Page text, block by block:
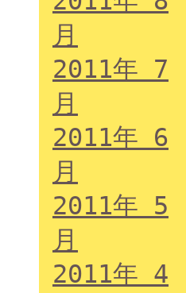
月
2011年 7
月
2011年 6
月
2011年 5
月
2011年 4